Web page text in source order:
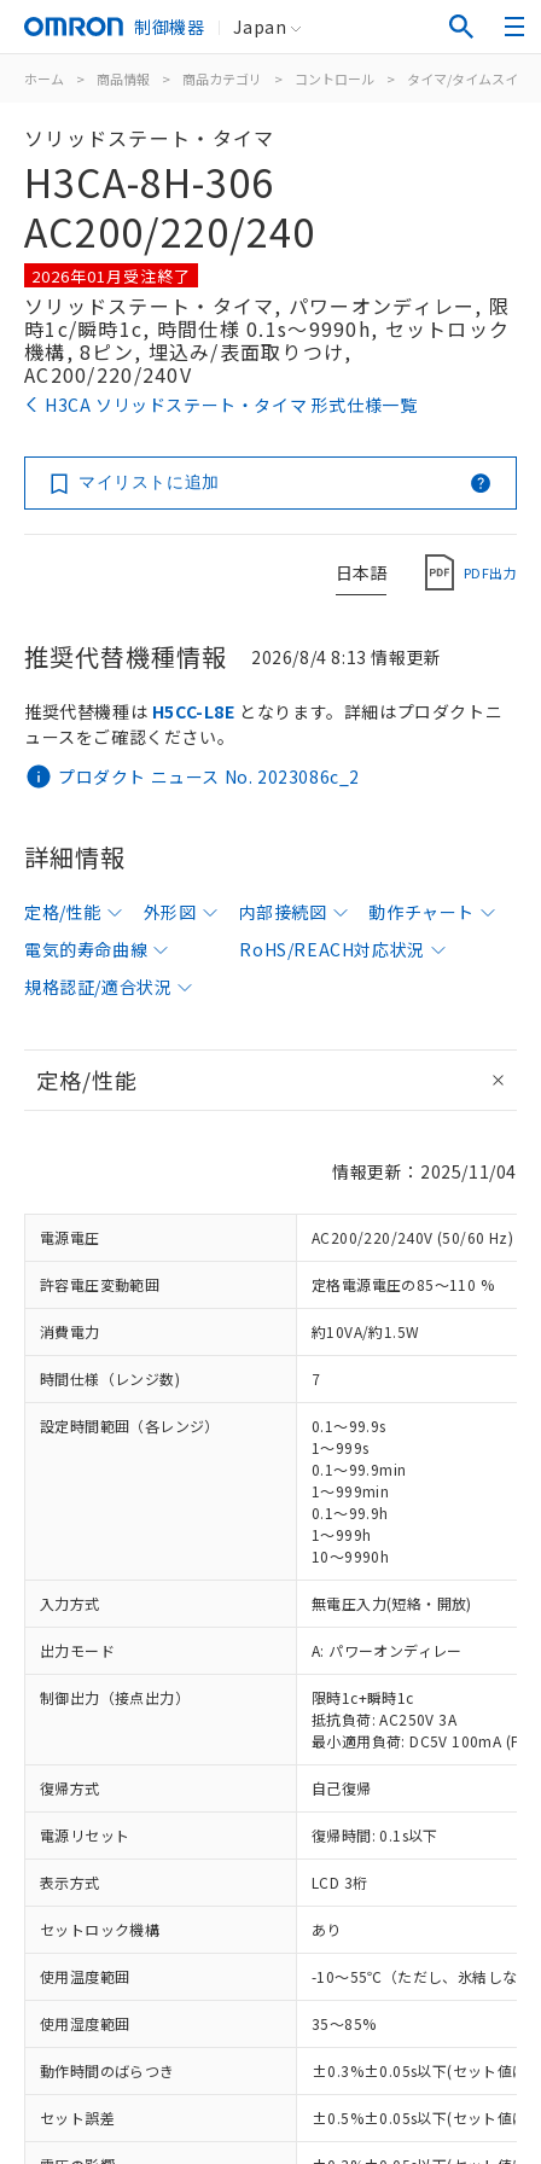
制御機器 Japan
ホーム > 商品情報 > 商品カテゴリ > コントロール > タイマ/タイムスイッ
ソリッドステート・タイマ
H3CA-8H-306
AC200/220/240
2026年01月受注終了
ソリッドステート・タイマ, パワーオンディレー, 限
時1c/瞬時1c, 時間仕様 0.1s～9990h, セットロック
機構, 8ピン, 埋込み/表面取りつけ,
AC200/220/240V
H3CA ソリッドステート・タイマ 形式仕様一覧
マイリストに追加
日本語 PDF出力
推奨代替機種情報 2026/8/4 8:13 情報更新
プロダクト ニュース No. 2023086c_2
推奨代替機種は H5CC-L8E となります。詳細はプロダクトニ
ュースをご確認ください。
詳細情報
定格/性能 外形図 内部接続図
動作チャート
電気的寿命曲線
RoHS/REACH対応状況
規格認証/適合状況
定格/性能
情報更新：2025/11/04
電源電圧 AC200/220/240V (50/60 Hz)
許容電圧変動範囲 定格電源電圧の85～110 %
消費電力 約10VA/約1.5W
時間仕様（レンジ数) 7
設定時間範囲（各レンジ）
0.1～99.9s
1～999s
0.1～99.9min
1～999min
0.1～99.9h
1～999h
10～9990h
入力方式 無電圧入力(短絡・開放)
出力モード A: パワーオンディレー
制御出力（接点出力）
限時1c+瞬時1c
抵抗負荷: AC250V 3A
最小適用負荷: DC5V 100mA (P水
復帰方式 自己復帰
電源リセット 復帰時間: 0.1s以下
表示方式 LCD 3桁
セットロック機構 あり
使用温度範囲 -10～55℃（ただし、氷結しない
使用湿度範囲 35～85%
動作時間のばらつき ±0.3%±0.05s以下(セット値に
セット誤差 ±0.5%±0.05s以下(セット値に
以下の条件をお読みいただき、同意のうえ
※1 対応状況
非含有に対応した製品が提供可能な商品で
対応予定：EU RoHS指令（10物質）の非含
有に対応した製品に切り替える予定のある
商品です。
対応予定なし：EU RoHS指令（10物質）の
非含有に非対応の商品で、対応品を出す予